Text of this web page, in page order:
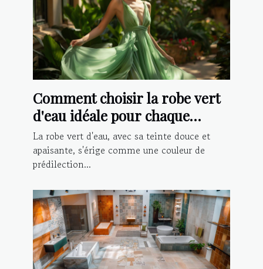
Comment choisir la robe vert
d'eau idéale pour chaque
occasion ?
La robe vert d'eau, avec sa teinte douce et
apaisante, s'érige comme une couleur de
prédilection...